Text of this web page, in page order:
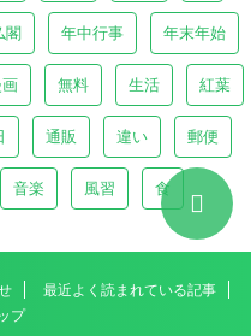
閣 年中行事 年末年始
無料 生活 紅葉
通販 違い 郵便
音楽 風習 食
最近よく読まれている記事
プ